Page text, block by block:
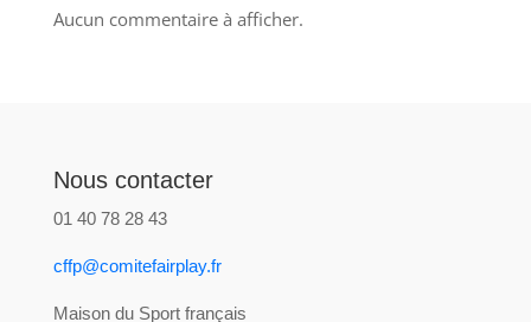
Aucun commentaire à afficher.
Nous contacter
01 40 78 28 43
cffp@comitefairplay.fr
Maison du Sport français